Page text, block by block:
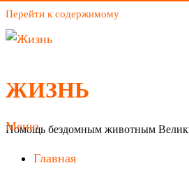
Перейти к содержимому
ЖИЗНЬ
Помощь бездомным животным
Меню
Главная